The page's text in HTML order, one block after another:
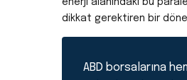
enerji alanındaki bu
dikkat gerektiren bir
ABD borsalarına